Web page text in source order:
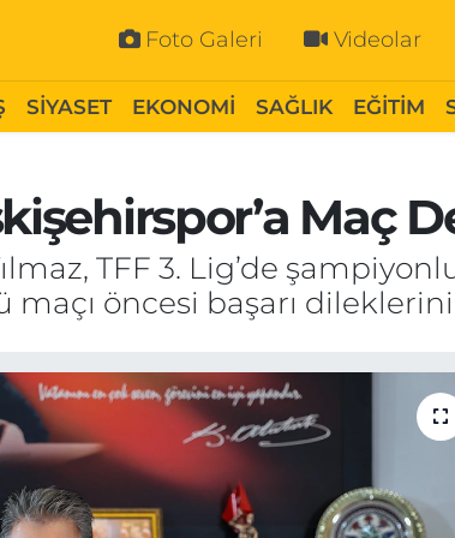
Foto Galeri Videolar
SİYASET EKONOMİ SAĞLIK EĞİTİM
Maç
TFF 3. Lig’de
maçı öncesi başarı